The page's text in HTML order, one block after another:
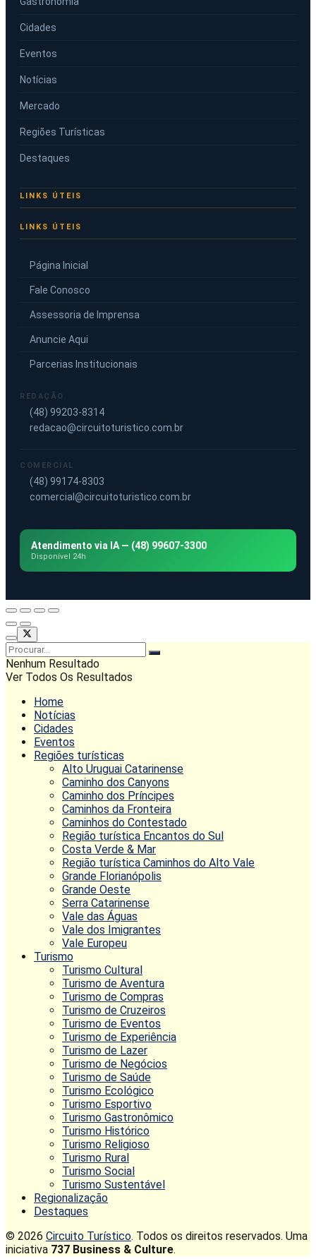
Cidades
Eventos
Notícias
Mercado
Regiões Turísticas
Destaques
LINKS ÚTEIS
Página Inicial
Fale Conosco
Assessoria de Imprensa
Anuncie Aqui
Parcerias Institucionais
REDAÇÃO
(48) 99203-8314
redacao@circuitoturistico.com.br
COMERCIAL
(48) 99174-8303
comercial@circuitoturistico.com.br
Atendimento via IA — (48) 99607-3300
Disponível 24h
Nenhum Resultado
Ver Todos Os Resultados
Home
Notícias
Cidades
Eventos
Regiões turísticas
Alto Uruguai Catarinense
Caminho dos Canyons
Caminho dos Príncipes
Caminhos da Fronteira
Caminhos do Contestado
Região turística Encantos do Sul
Costa Verde & Mar
Região turística Caminhos do Alto Vale
Grande Florianópolis
Grande Oeste
Serra Catarinense
Vale das Águas
Vale dos Imigrantes
Vale Europeu
Turismo
Turismo Cultural
Turismo de Aventura
Turismo de Compras
Turismo de Cruzeiros
Turismo de Eventos
Turismo de Experiência
Turismo de Lazer
Turismo de Negócios
Turismo de Saúde
Turismo Ecológico
Turismo Esportivo
Turismo Gastronômico
Turismo Histórico
Turismo Religioso
Turismo Rural
Turismo Social
Turismo Sustentável
Regionalização
Destaques
© 2026 Circuito Turístico. Todos os direitos reservados. Uma
iniciativa 737 Business & Culture.